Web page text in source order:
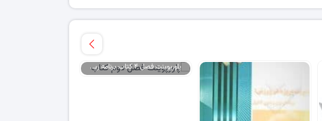
پاورپوینت فصل ۴ کتاب برنامه ریزی استراتژیک